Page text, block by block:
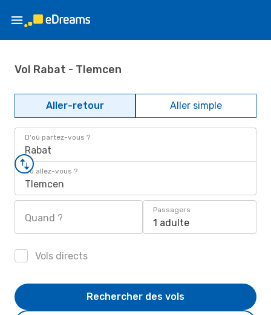
Vol Rabat - Tlemcen
Aller-retour Aller simple
D'où partez-vous ?
Rabat
Où allez-vous ?
Tlemcen
Quand ?
Passagers
1 adulte
Vols directs
Rechercher des vols